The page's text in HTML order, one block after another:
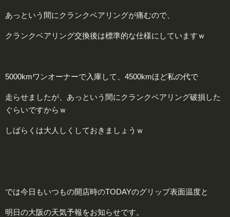
あっという間にクランクベアリングが痛むので、
クランクベアリング交換後は標準的な仕様にしていますｗ
5000kmワンオーナーで入庫して、4500kmほど私の代で
走らせましたが、あっという間にクランクベアリング破損した
ぐらいですからｗ
しばらくは大人しくしておきましょうｗ
では今日もいつもの開店時のTODAYのグリップ表面温度と
明日の大阪の天気予報をお知らせです。